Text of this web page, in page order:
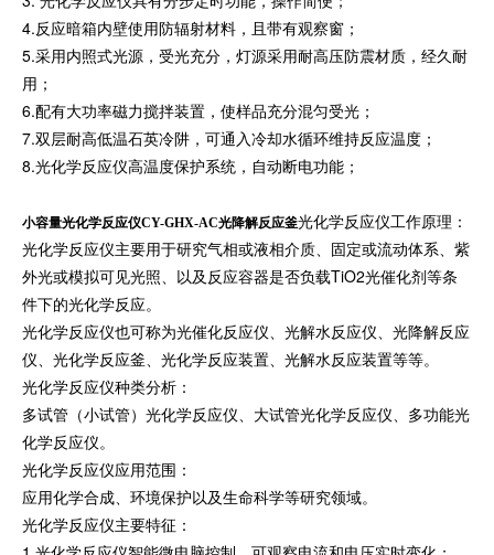
4.反应暗箱内壁使用防辐射材料，且带有观察窗；
5.采用内照式光源，受光充分，灯源采用耐高压防震材质，经久耐
用；
6.配有大功率磁力搅拌装置，使样品充分混匀受光；
7.双层耐高低温石英冷阱，可通入冷却水循环维持反应温度；
8.光化学反应仪高温度保护系统，自动断电功能；
小容量光化学反应仪CY-GHX-AC光降解反应釜光化学反应仪工作原理：
光化学反应仪主要用于研究气相或液相介质、固定或流动体系、紫
外光或模拟可见光照、以及反应容器是否负载TiO2光催化剂等条
件下的光化学反应。
光化学反应仪也可称为光催化反应仪、光解水反应仪、光降解反应
仪、光化学反应釜、光化学反应装置、光解水反应装置等等。
光化学反应仪种类分析：
多试管（小试管）光化学反应仪、大试管光化学反应仪、多功能光
化学反应仪。
光化学反应仪应用范围：
应用化学合成、环境保护以及生命科学等研究领域。
光化学反应仪主要特征：